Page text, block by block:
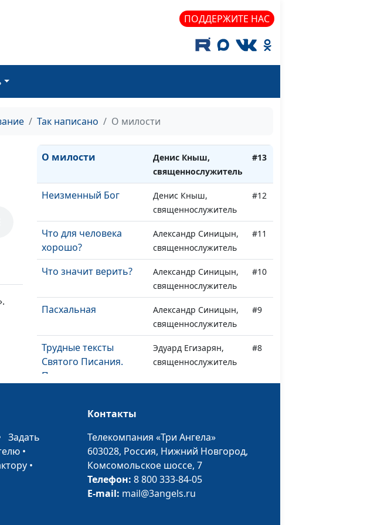
ПОДДЕРЖИТЕ НАС
Так написано О милости
священнослужитель
Александр Синявин,
#16
Одоллам
священнослужитель
Притча о блудном
Денис Кныш,
О милости
Денис Кныш,
священнослужитель
#13
Неизменный Бог
Денис Кныш,
священнослужитель
#12
Что для человека
хорошо?
Александр Синицын,
священнослужитель
#11
Что значит верить?
Александр Синицын,
священнослужитель
#10
Пасхальная
Александр Синицын,
священнослужитель
#9
Трудные тексты
Святого Писания.
Пятая печать
Эдуард Егизарян,
священнослужитель
#8
Святого Писания.
управителе
Трудные тексты
Святого Писания.
Спиритизм
Эдуард Егизарян,
священнослужитель
Задать
•
•
Контакты
Телекомпания «Три Ангела»
603028, Россия, Нижний Новгород,
Комсомольское шоссе, 7
Телефон: 8 800 333-84-05
E-mail: mail@3angels.ru